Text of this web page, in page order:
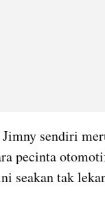
sendiri
pecinta
seakan tak